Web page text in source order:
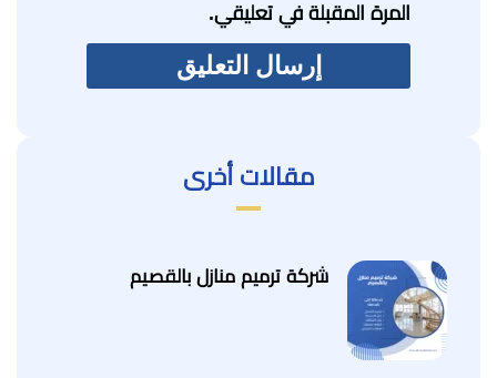
المرة المقبلة في تعليقي.
مقالات أخرى
شركة ترميم منازل بالقصيم